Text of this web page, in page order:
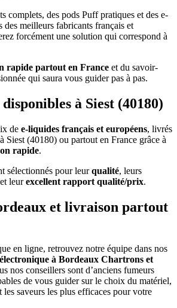
complets, des pods Puff pratiques et des e-
des meilleurs fabricants français et
forcément une solution qui correspond à
rapide partout en France et du savoir-
qui saura vous guider pas à pas.
à Siest (40180)
de e-liquides français et européens, livrés
Siest (40180) ou partout en France grâce à
rapide.
sélectionnés pour leurqualité, leurs
et leurexcellent rapport qualité/prix.
et livraison partout
en ligne, retrouvez notre équipe dans nos
à Bordeaux Chartrons et
nos conseillers sont d’anciens fumeurs
de vous guider sur le choix du matériel,
les saveurs les plus efficaces pour votre